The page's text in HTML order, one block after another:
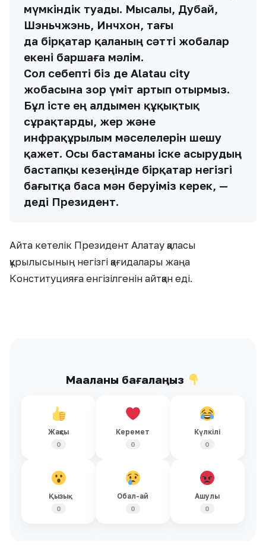
мүмкіндік туады. Мысалы, Дубай,
Шэньчжэнь, Инчхон, тағы
да бірқатар қаланың сәтті жобалар
екені баршаға мәлім.
Сол себепті біз де Alatau city
жобасына зор үміт артып отырмыз.
Бұл істе ең алдымен құқықтық
сұрақтарды, жер және
инфрақұрылым мәселелерін шешу
қажет. Осы бастаманы іске асырудың
бастапқы кезеңінде бірқатар негізгі
бағытқа баса мән беруіміз керек, —
деді Президент.
Айта кетелік Президент Алатау қаласы
құрылысының негізгі қағидалары жаңа
Конституцияға енгізілгенін айтқан еді.
Мақаланы бағалаңыз
Жақсы
0
Керемет
0
Күлкілі
0
Қызық
0
Обал-ай
0
Ашулы
0